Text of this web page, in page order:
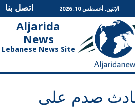
الإثنين, أغسطس 10, 2026 اتصل بنا
Aljarida
News
Lebanese News Site
صدم على